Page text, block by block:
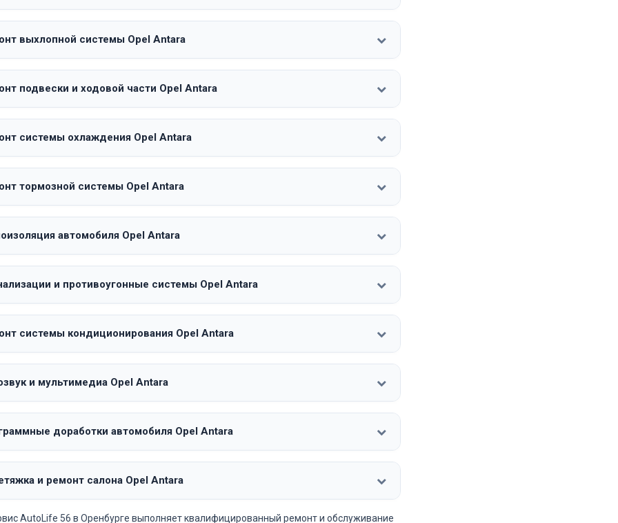
выхлопной системы Opel Antara
подвески и ходовой части Opel Antara
системы охлаждения Opel Antara
тормозной системы Opel Antara
автомобиля Opel Antara
и противоугонные системы Opel Antara
системы кондиционирования Opel Antara
и мультимедиа Opel Antara
доработки автомобиля Opel Antara
и ремонт салона Opel Antara
AutoLife 56 в Оренбурге выполняет квалифицированный ремонт и обслуживание